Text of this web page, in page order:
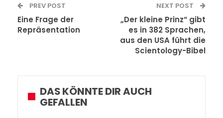
PREV POST
Eine Frage der
Repräsentation
NEXT POST
„Der kleine Prinz“ gibt
es in 382 Sprachen,
aus den USA führt die
Scientology-Bibel
DAS KÖNNTE DIR AUCH
GEFALLEN